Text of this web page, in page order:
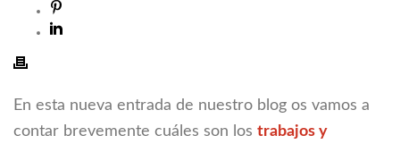
En esta nueva entrada de nuestro blog os vamos a
contar brevemente cuáles son los trabajos y